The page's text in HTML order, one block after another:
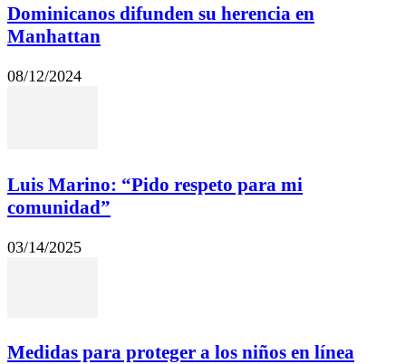
Dominicanos difunden su herencia en
Manhattan
08/12/2024
Luis Marino: “Pido respeto para mi
comunidad”
03/14/2025
Medidas para proteger a los niños en línea